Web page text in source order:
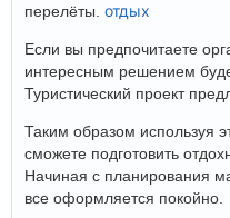
перелёты. отдых
Если вы предпочитаете
интересным решением
Туристический проект
Таким образом используя
сможете подготовить
Начиная с планирования
все оформляется покойно.